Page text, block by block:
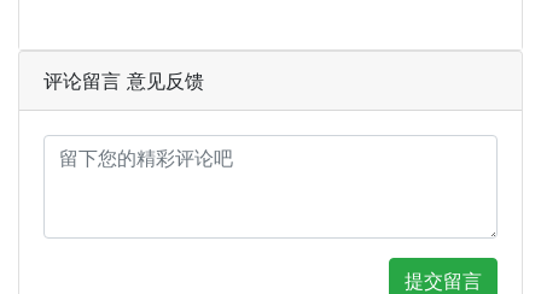
评论留言 意见反馈
提交留言